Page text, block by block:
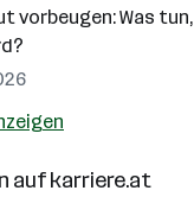
vorbeugen: Was
aufkarriere.at